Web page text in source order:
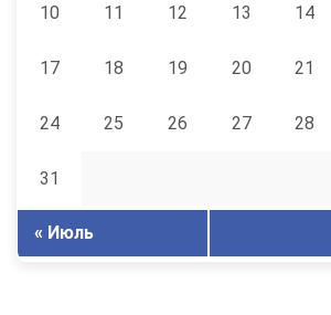
10 11 12 13 14
17 18 19 20 21
24 25 26 27 28
31
« Июль